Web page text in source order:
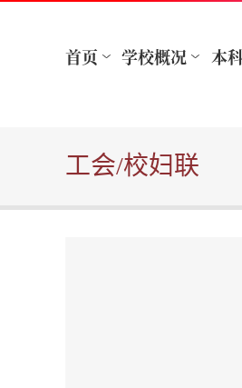
工会/校妇联